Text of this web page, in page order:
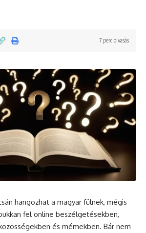
7 perc olvasás
hangozhat a magyar fülnek, mégis
fel online beszélgetésekben,
és mémekben. Bár nem